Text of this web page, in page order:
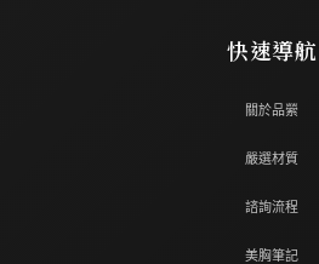
快速導航
關於品縈
嚴選材質
諮詢流程
美胸筆記